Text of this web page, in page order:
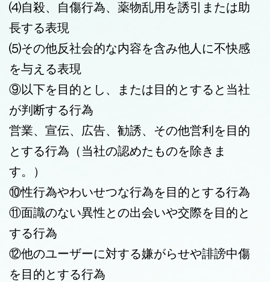
⑷自殺、自傷行為、薬物乱用を誘引または助
長する表現
⑸その他反社会的な内容を含み他人に不快感
を与える表現
⑨以下を目的とし、または目的とすると当社
が判断する行為
営業、宣伝、広告、勧誘、その他営利を目的
とする行為（当社の認めたものを除きま
す。）
⑩性行為やわいせつな行為を目的とする行為
⑪面識のない異性との出会いや交際を目的と
する行為
⑫他のユーザーに対する嫌がらせや誹謗中傷
を目的とする行為